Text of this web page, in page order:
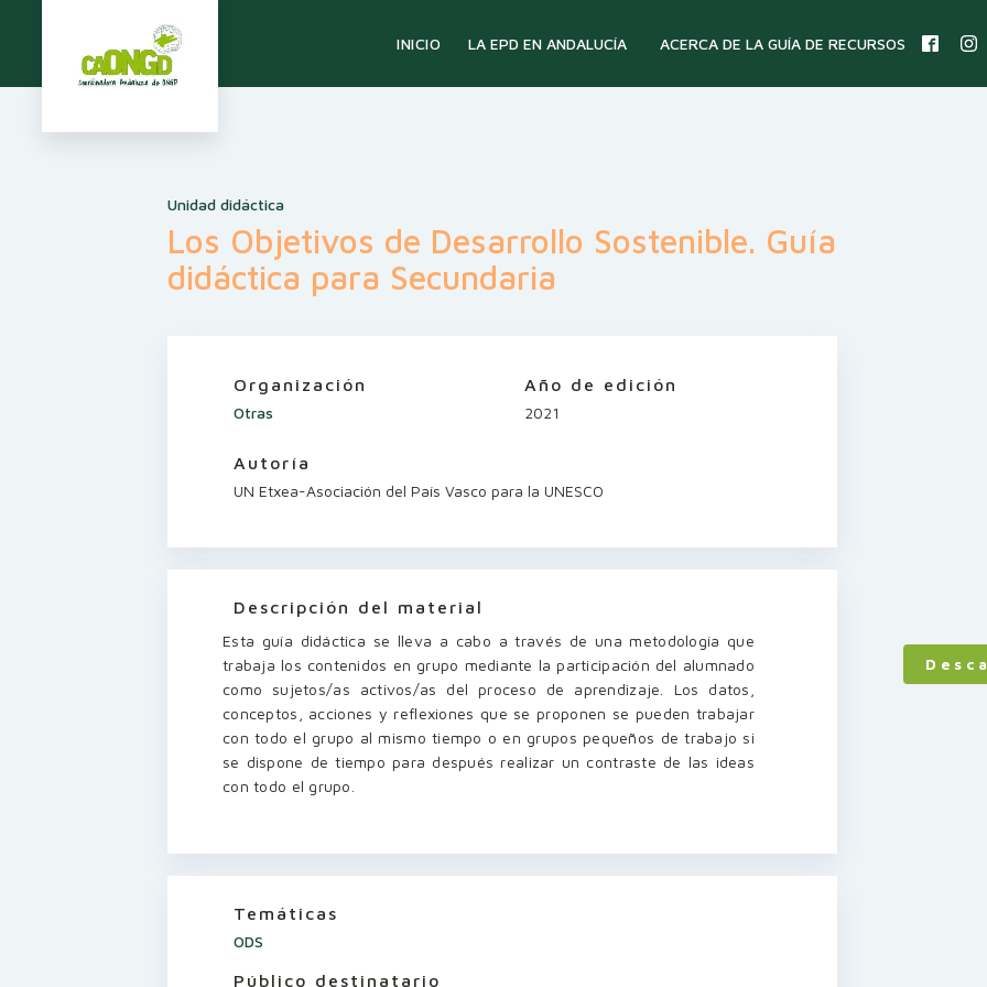
INICIO LA EPD EN ANDALUCÍA ACERCA DE LA GUÍA DE RECURSOS
Unidad didáctica
Los Objetivos de Desarrollo Sostenible. Guía
didáctica para Secundaria
Organización
Otras
Año de edición
2021
Autoría
UN Etxea-Asociación del País Vasco para la UNESCO
Descripción del material
Esta guía didáctica se lleva a cabo a través de una metodología que
trabaja los contenidos en grupo mediante la participación del alumnado
como sujetos/as activos/as del proceso de aprendizaje. Los datos,
conceptos, acciones y reflexiones que se proponen se pueden trabajar
con todo el grupo al mismo tiempo o en grupos pequeños de trabajo si
se dispone de tiempo para después realizar un contraste de las ideas
con todo el grupo.
Temáticas
ODS
Público destinatario